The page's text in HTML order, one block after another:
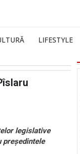
LIFESTYLE
legislative
președintele